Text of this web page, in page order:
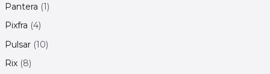
Pantera 1
Pixfra 4
Pulsar 10
Rix 8